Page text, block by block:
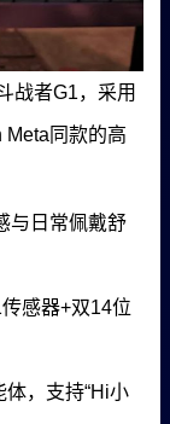
战者G1，采用
同款的高
与日常佩戴舒
感器+双14位
，支持“Hi小